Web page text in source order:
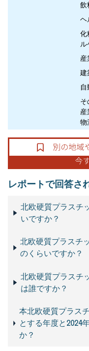
飲
ヘ
化
ル
産
建
そ
産
物
レポートで回答さ
北欧硬質プラスチ
いですか？
北欧硬質プラスチ
のくらいですか？
北欧硬質プラスチ
は誰ですか？
本北欧硬質プラス
とする年度と2024
か？